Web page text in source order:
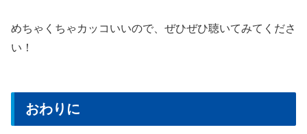
めちゃくちゃカッコいいので、ぜひぜひ聴いてみてくださ
い！
おわりに